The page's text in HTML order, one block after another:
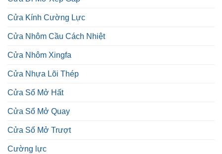
Cửa Kính Cường Lực
Cửa Nhôm Cầu Cách Nhiệt
Cửa Nhôm Xingfa
Cửa Nhựa Lõi Thép
Cửa Sổ Mở Hất
Cửa Sổ Mở Quay
Cửa Sổ Mở Trượt
Cường lực